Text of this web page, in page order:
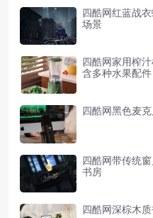
四酷网红蓝战
场景
四酷网家用榨
含多种水果配件
四酷网黑色麦
四酷网带传统
书房
四酷网深棕木